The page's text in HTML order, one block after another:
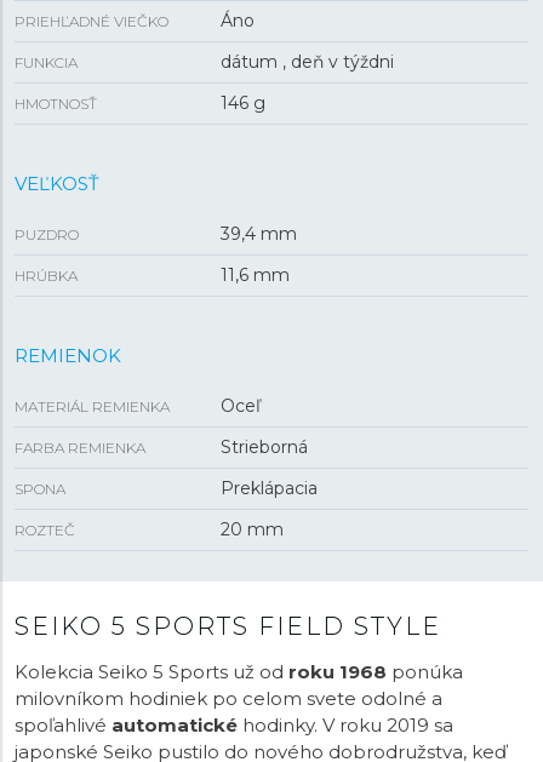
PRIEHĽADNÉ VIEČKO Áno
FUNKCIA dátum , deň v týždni
HMOTNOSŤ 146 g
VEĽKOSŤ
PUZDRO 39,4 mm
HRÚBKA 11,6 mm
REMIENOK
MATERIÁL REMIENKA Oceľ
FARBA REMIENKA Strieborná
SPONA Preklápacia
ROZTEČ 20 mm
SEIKO 5 SPORTS FIELD STYLE
Kolekcia Seiko 5 Sports už od roku 1968 ponúka
milovníkom hodiniek po celom svete odolné a
spoľahlivé automatické hodinky. V roku 2019 sa
japonské Seiko pustilo do nového dobrodružstva, keď